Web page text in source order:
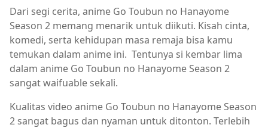
Dari segi cerita, anime Go Toubun no Hanayome
Season 2 memang menarik untuk diikuti. Kisah cinta,
komedi, serta kehidupan masa remaja bisa kamu
temukan dalam anime ini. Tentunya si kembar lima
dalam anime Go Toubun no Hanayome Season 2
sangat waifuable sekali.
Kualitas video anime Go Toubun no Hanayome Season
2 sangat bagus dan nyaman untuk ditonton. Terlebih